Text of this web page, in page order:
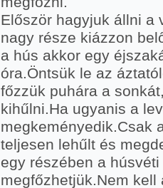
Először hagyjuk állni a
nagy része kiázzon
a hús akkor egy
óra.Öntsük le az
főzzük puhára a
kihűlni.Ha ugyanis a
megkeményedik.Csak
teljesen lehűlt és
egy részében a
megfőzhetjük.Nem